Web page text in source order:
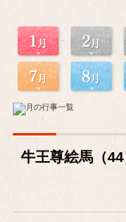
牛王尊絵馬（44